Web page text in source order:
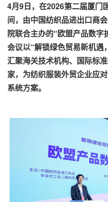
4月9日，在2026第二届厦门
间，由中国纺织品进出口商
院联合主办的“欧盟产品数字
会议以“解锁绿色贸易新机遇
汇聚海关技术机构、国际标
家，为纺织服装外贸企业应
系统方案。